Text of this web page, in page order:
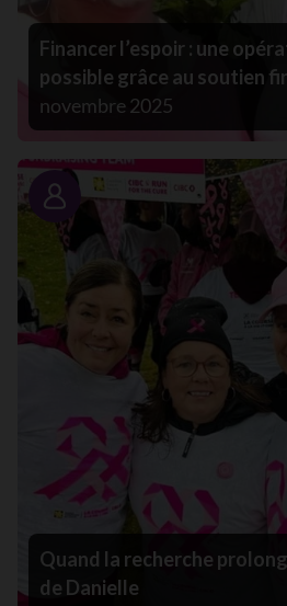
Financer l’espoir : une
possible grâce au soutien
novembre 2025
Portrait
Quand la recherche
de Danielle